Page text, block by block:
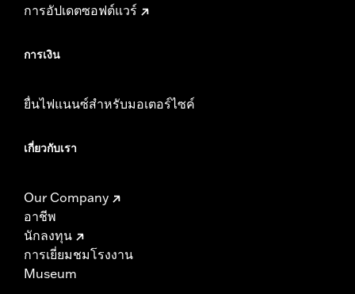
การอัปเดตซอฟต์แวร์
การเงิน
ยื่นไฟแนนซ์สำหรับมอเตอร์ไซค์
เกี่ยวกับเรา
Our Company
อาชีพ
นักลงทุน
การเยี่ยมชมโรงงาน
Museum